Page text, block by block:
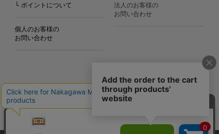
└ ポイントについて
個人のお客様の
お問い合わせ
法人のお客様の
お問い合わせ
Copyright©2000
Nakagawa Masashichi Shoten All Rights Reserved.